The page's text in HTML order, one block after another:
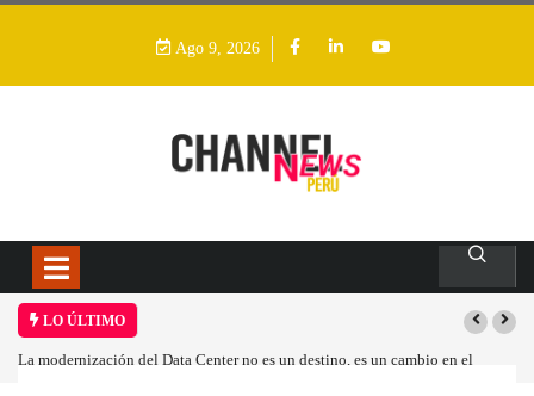
Ago 9, 2026
LO ÚLTIMO
La modernización del Data Center no es un destino, es un cambio en el